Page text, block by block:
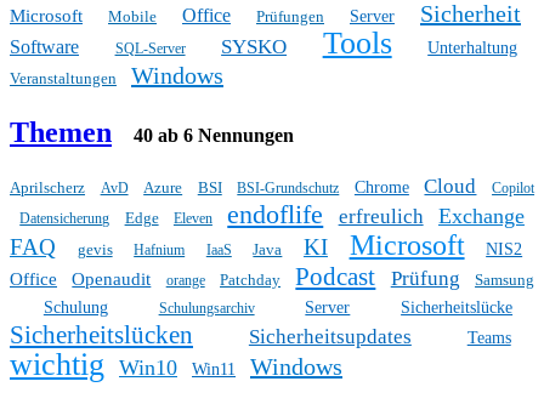
Microsoft Mobile Office Prüfungen Server Sicherheit
Software SQL-Server SYSKO Tools
Unterhaltung
Veranstaltungen
Windows
Themen 40 ab 6 Nennungen
Aprilscherz AvD Azure BSI BSI-Grundschutz Chrome Cloud
Copilot
Datensicherung
Edge Eleven endoflife erfreulich Exchange
FAQ gevis Hafnium IaaS Java KI Microsoft NIS2
Office Openaudit orange Patchday Podcast Prüfung
Samsung
Schulung
Schulungsarchiv Server Sicherheitslücke
Sicherheitslücken Sicherheitsupdates Teams
wichtig Win10 Win11 Windows